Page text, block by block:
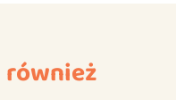
również